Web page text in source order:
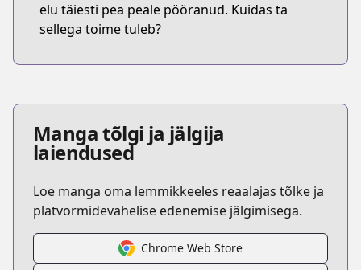
elu täiesti pea peale pööranud. Kuidas ta
sellega toime tuleb?
Manga tõlgi ja jälgija
laiendused
Loe manga oma lemmikkeeles reaalajas tõlke ja
platvormidevahelise edenemise jälgimisega.
Chrome Web Store